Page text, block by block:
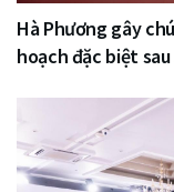
Hà Phương gây
hoạch đặc biệt